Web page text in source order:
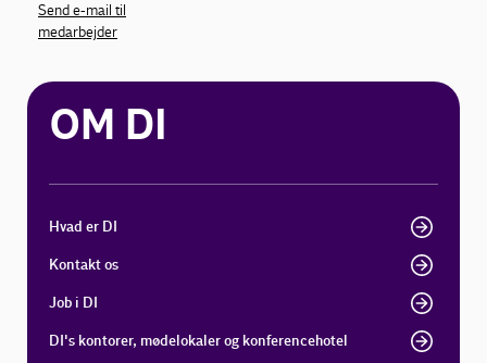
Send e-mail til
medarbejder
OM DI
Hvad er DI
Kontakt os
Job i DI
DI's kontorer, mødelokaler og konferencehotel